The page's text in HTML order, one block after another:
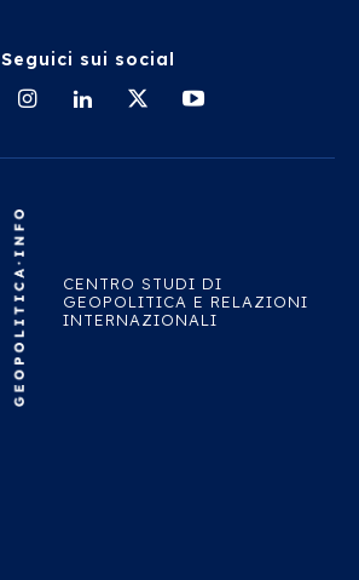
Seguici sui social
CENTRO STUDI DI
GEOPOLITICA E RELAZIONI
INTERNAZIONALI